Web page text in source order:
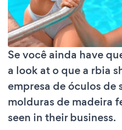
Se você ainda have
a look at o que a rbia
empresa de óculos de
molduras de madeira
seen in their business.